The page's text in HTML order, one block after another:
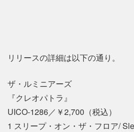
リリースの詳細は以下の通り。
ザ・ルミニアーズ
『クレオパトラ』
UICO-1286／￥2,700（税込）
1 スリープ・オン・ザ・フロア/